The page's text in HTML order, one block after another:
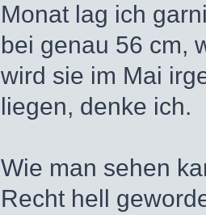
Monat lag ich
bei genau 56 cm,
wird sie im Mai
liegen, denke ich.
Wie man sehen
Recht hell